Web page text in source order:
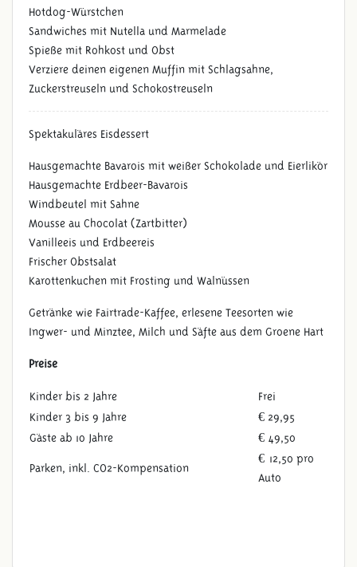
Hotdog-Würstchen
Sandwiches mit Nutella und Marmelade
Spieße mit Rohkost und Obst
Verziere deinen eigenen Muffin mit Schlagsahne,
Zuckerstreuseln und Schokostreuseln
Spektakuläres Eisdessert
Hausgemachte Bavarois mit weißer Schokolade und Eierlikör
Hausgemachte Erdbeer-Bavarois
Windbeutel mit Sahne
Mousse au Chocolat (Zartbitter)
Vanilleeis und Erdbeereis
Frischer Obstsalat
Karottenkuchen mit Frosting und Walnüssen
Getränke wie Fairtrade-Kaffee, erlesene Teesorten wie
Ingwer- und Minztee, Milch und Säfte aus dem Groene Hart
Preise
Kinder bis 2 Jahre
Frei
Kinder 3 bis 9 Jahre
€ 29,95
Gäste ab 10 Jahre
€ 49,50
Parken, inkl. CO2-Kompensation
€ 12,50 pro
Auto